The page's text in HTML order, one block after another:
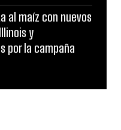
al maíz con nuevos
y
por la campaña